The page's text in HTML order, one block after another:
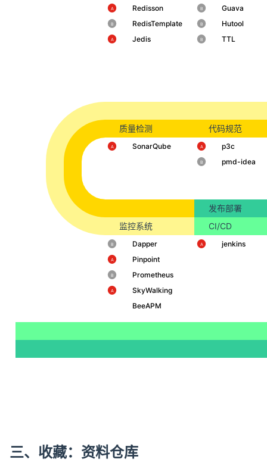
️A Redisson
️B RedisTemplate
️A Jedis
️B Guava
️B Hutool
️B TTL
质量检测
️A SonarQube
代码规范
️A p3c
️B pmd-idea
监控系统
️B Dapper
️A Pinpoint
️B Prometheus
️A
SkyWalking
BeeAPM
发布部署
CI/CD
️A jenkins
三、收藏：资料仓库